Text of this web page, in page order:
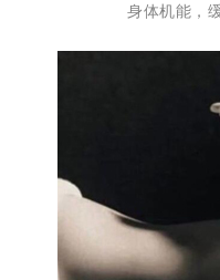
身体机能，